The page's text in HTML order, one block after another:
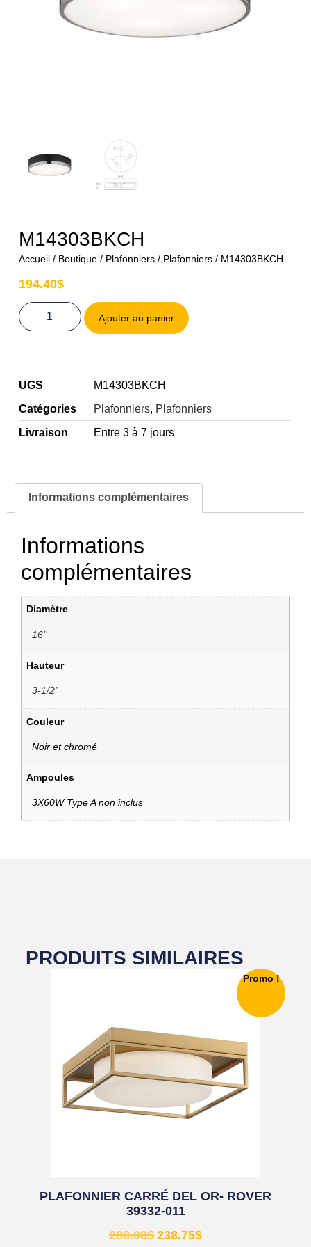
M14303BKCH
Accueil/ Boutique/ Plafonniers/ Plafonniers/ M14303BKCH
194.40$
Ajouter au panier
UGS
M14303BKCH
Catégories
Plafonniers, Plafonniers
Livraison
Entre 3 à 7 jours
Informations complémentaires
Informations
complémentaires
Diamètre
16''
Hauteur
3-1/2"
Couleur
Noir et chromé
Ampoules
3X60W Type A non inclus
PRODUITS SIMILAIRES
Promo !
PLAFONNIER CARRÉ DEL OR- ROVER
39332-011
288.00$ 238.75$